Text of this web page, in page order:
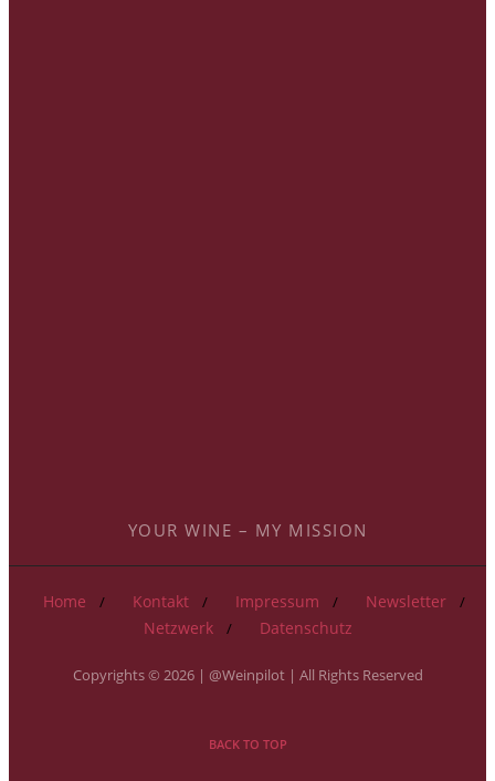
YOUR WINE – MY MISSION
Home Kontakt Impressum
Newsletter
Netzwerk
Datenschutz
Copyrights © 2026 | @Weinpilot | All Rights Reserved
BACK TO TOP